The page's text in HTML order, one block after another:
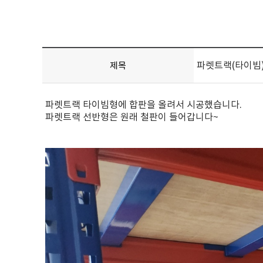
제목 파렛트랙(타이
파렛트랙 타이빔형에 합판을 올려서 시공했습니다.
파렛트랙 선반형은 원래 철판이 들어갑니다~